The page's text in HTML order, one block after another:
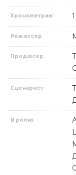
Хронометраж
Режиссер
Продюсер
Сценарист
В ролях